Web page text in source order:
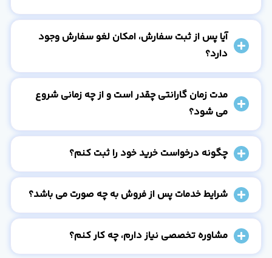
آیا پس از ثبت سفارش، امکان لغو سفارش وجود
دارد؟
مدت زمان گارانتی چقدر است و از چه زمانی شروع
می شود؟
چگونه درخواست خرید خود را ثبت کنم؟
شرایط خدمات پس از فروش به چه صورت می باشد؟
مشاوره تخصصی نیاز دارم، چه کار کنم؟